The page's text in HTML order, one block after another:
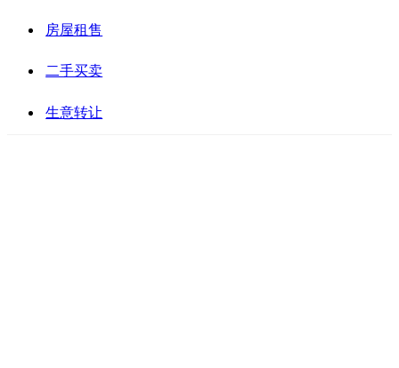
房屋租售
二手买卖
生意转让